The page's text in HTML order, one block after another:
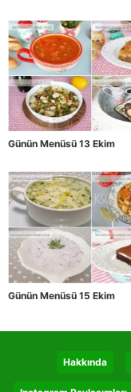
Günün Menüsü 13 Ekim
Günün Menüsü 15 Ekim
Hakkında